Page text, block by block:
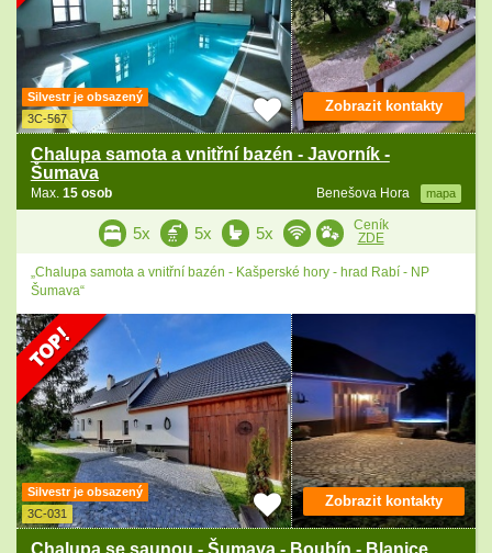
Silvestr je obsazený
3C-567
Chalupa samota a vnitřní bazén - Javorník -
Šumava
Benešova Hora mapa
Max. 15 osob
Zobrazit kontakty
5x 5x 5x
Ceník
ZDE
„Chalupa samota a vnitřní bazén - Kašperské hory - hrad Rabí - NP
Šumava“
Silvestr je obsazený
3C-031
Chalupa se saunou - Šumava - Boubín - Blanice
Zobrazit kontakty